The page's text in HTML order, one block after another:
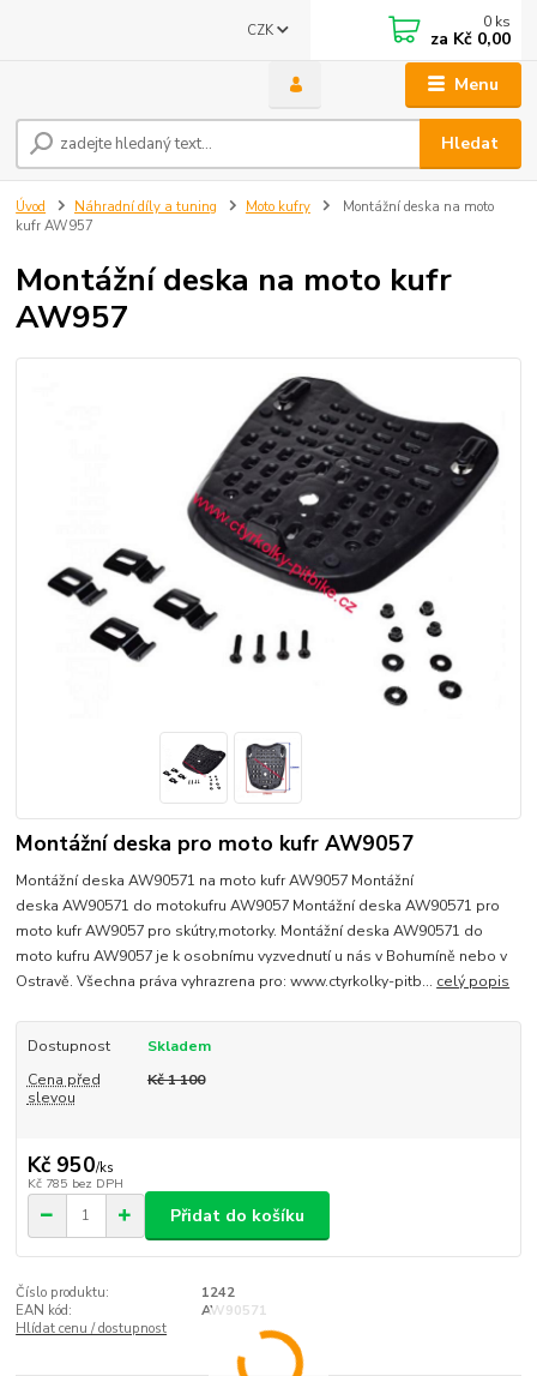
Menu
CZK
Hledat
0 ks
za Kč 0,00
Úvod Náhradní díly a tuning Moto kufry
Montážní deska na moto
kufr AW957
Montážní deska na moto kufr
AW957
Montážní deska pro moto kufr AW9057
Montážní deska AW90571 na moto kufr AW9057 Montážní
deska AW90571 do motokufru AW9057 Montážní deska AW90571 pro
moto kufr AW9057 pro skútry,motorky. Montážní deska AW90571 do
moto kufru AW9057 je k osobnímu vyzvednutí u nás v Bohumíně nebo v
Ostravě. Všechna práva vyhrazrena pro: www.ctyrkolky-pitb... celý popis
Dostupnost
Skladem
Cena před
slevou
Kč 1 100
Kč 950/ks
Kč 785 bez DPH
Přidat do košíku
Číslo produktu:
1242
EAN kód:
AW90571
Hlídat cenu / dostupnost